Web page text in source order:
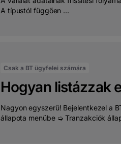
A típustól függően ...
Csak a BT ügyfelei számára
Hogyan listázzak
Nagyon egyszerű! Bejelentkezel a
állapota menübe ➭ Tranzakciók